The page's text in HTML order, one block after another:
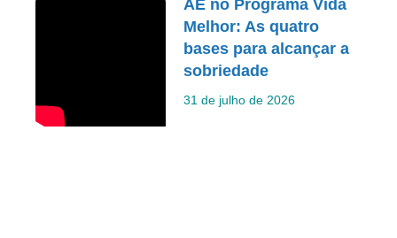
AE no Programa Vida
Melhor: As quatro
bases para alcançar a
sobriedade
31 de julho de 2026